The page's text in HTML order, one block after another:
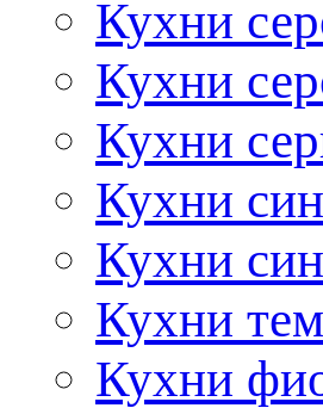
Кухни
Кухни
Кухни
Кухни
Кухни
Кухни
Кухни